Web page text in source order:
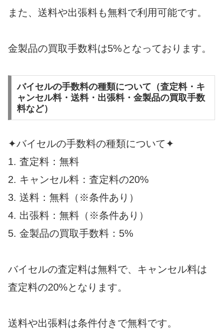
また、送料や出張料も無料で利用可能です。
金製品の買取手数料は5%となっております。
バイセルの手数料の種類について（査定料・キ
ャンセル料・送料・出張料・金製品の買取手数
料など）
✦バイセルの手数料の種類について✦
1. 査定料：無料
2. キャンセル料：査定料の20%
3. 送料：無料（※条件あり）
4. 出張料：無料（※条件あり）
5. 金製品の買取手数料：5%
バイセルの査定料は無料で、キャンセル料は
査定料の20%となります。
送料や出張料は条件付きで無料です。